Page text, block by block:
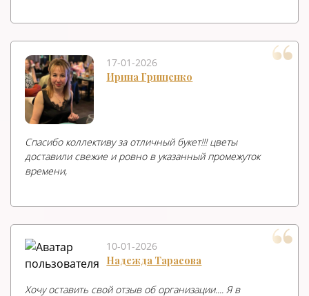
17-01-2026
Ирина Грищенко
Спасибо коллективу за отличный букет!!! цветы
доставили свежие и ровно в указанный промежуток
времени,
10-01-2026
Надежда Тарасова
Хочу оставить свой отзыв об организации.... Я в